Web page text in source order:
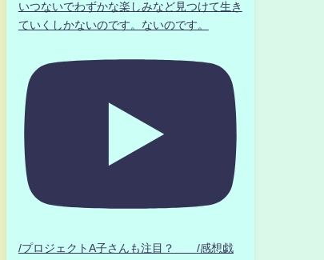
いつないでわずかな楽しみなど見つけて生き
ていくしかないのです。ないのです。
/プロジェクトA子さんも注目？ /感想戯